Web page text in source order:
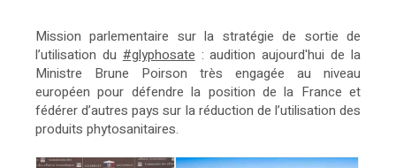
Mission parlementaire sur la stratégie de sortie de
l’utilisation du #glyphosate : audition aujourd'hui de la
Ministre Brune Poirson très engagée au niveau
européen pour défendre la position de la France et
fédérer d’autres pays sur la réduction de l’utilisation des
produits phytosanitaires.